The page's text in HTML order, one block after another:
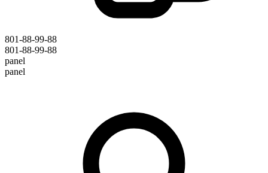
801-88-99-88
801-88-99-88
panel
panel